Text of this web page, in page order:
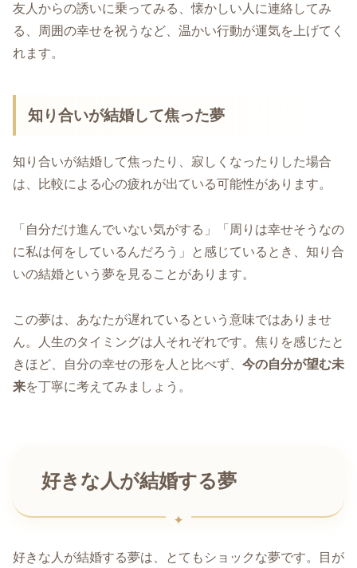
友人からの誘いに乗ってみる、懐かしい人に連絡してみ
る、周囲の幸せを祝うなど、温かい行動が運気を上げてく
れます。
知り合いが結婚して焦った夢
知り合いが結婚して焦ったり、寂しくなったりした場合
は、比較による心の疲れが出ている可能性があります。
「自分だけ進んでいない気がする」「周りは幸せそうなの
に私は何をしているんだろう」と感じているとき、知り合
いの結婚という夢を見ることがあります。
この夢は、あなたが遅れているという意味ではありませ
ん。人生のタイミングは人それぞれです。焦りを感じたと
きほど、自分の幸せの形を人と比べず、 今の自分が望む未
来を丁寧に考えてみましょう。
好きな人が結婚する夢
好きな人が結婚する夢は、とてもショックな夢です。目が